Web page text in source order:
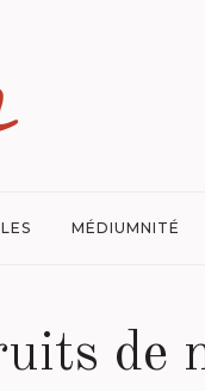
MÉDIUMNITÉ
de